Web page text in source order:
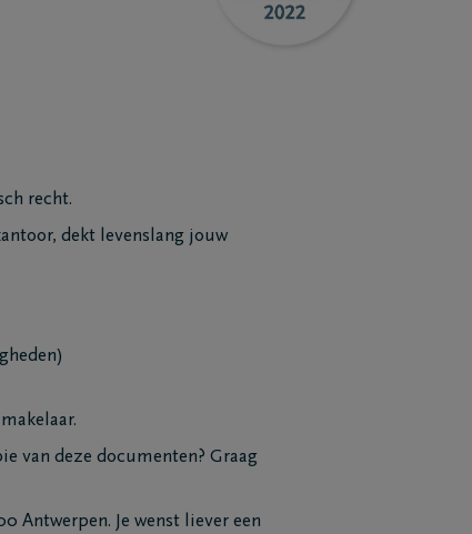
recht.
dekt levenslang jouw
van deze documenten? Graag
Antwerpen. Je wenst liever een